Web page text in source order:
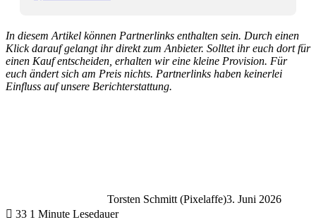
In diesem Artikel können Partnerlinks enthalten sein. Durch einen
Klick darauf gelangt ihr direkt zum Anbieter. Solltet ihr euch dort für
einen Kauf entscheiden, erhalten wir eine kleine Provision. Für
euch ändert sich am Preis nichts. Partnerlinks haben keinerlei
Einfluss auf unsere Berichterstattung.
Torsten Schmitt (Pixelaffe)3. Juni 2026
33 1 Minute Lesedauer